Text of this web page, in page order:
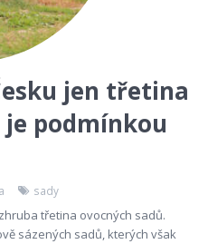
jen třetina
je podmínkou
sady
třetina ovocných sadů.
sázených sadů, kterých však